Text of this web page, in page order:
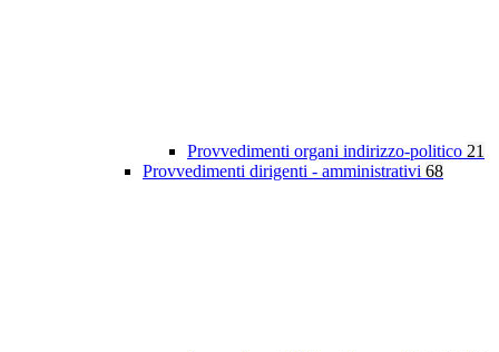
Provvedimenti organi indirizzo-politico 21
Provvedimenti dirigenti - amministrativi 68